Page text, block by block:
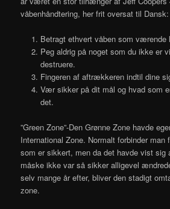
våbenhåndtering, her frit oversat til Dansk:
Betragt ethvert våben som værende
Peg aldrig på noget som du ikke er
destruere.
Fingeren af aftrækkeren indtil dine
Vær sikker på dit mål og hvad som
det.
”Green Zone”-Den Grønne Zone havde
International Zone. Normalt forbinder man
som er sikkert, men da det havde vist sig
måske ikke var så sikker alligevel
selv mange år efter, bliver den stadigt
zone.